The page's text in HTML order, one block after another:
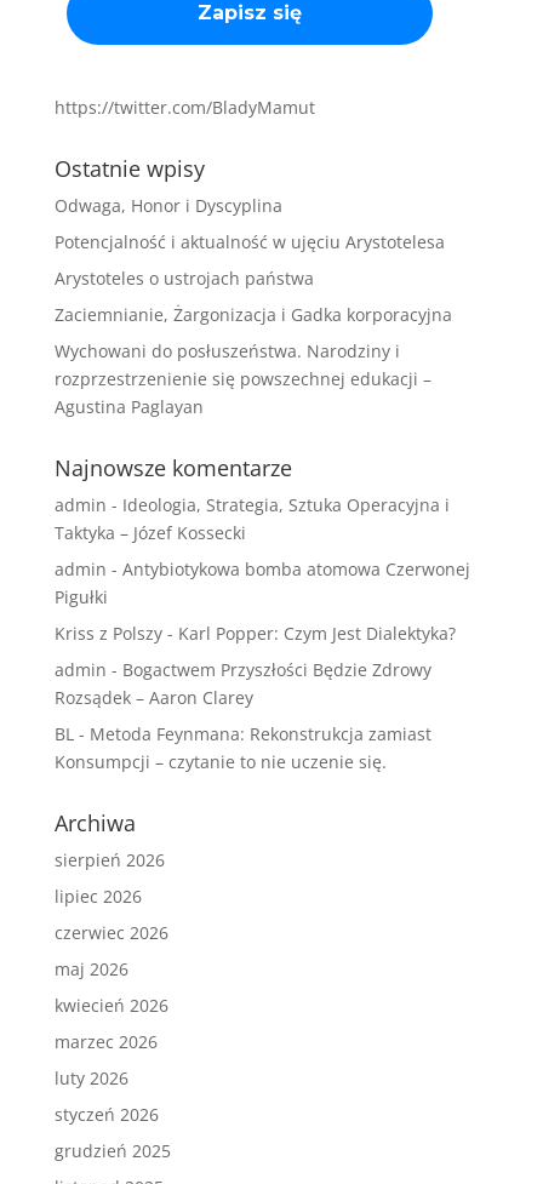
https://twitter.com/BladyMamut
Ostatnie wpisy
Odwaga, Honor i Dyscyplina
Potencjalność i aktualność w ujęciu Arystotelesa
Arystoteles o ustrojach państwa
Zaciemnianie, Żargonizacja i Gadka korporacyjna
Wychowani do posłuszeństwa. Narodziny i
rozprzestrzenienie się powszechnej edukacji –
Agustina Paglayan
Najnowsze komentarze
admin - Ideologia, Strategia, Sztuka Operacyjna i
Taktyka – Józef Kossecki
admin - Antybiotykowa bomba atomowa Czerwonej
Pigułki
Kriss z Polszy- Karl Popper: Czym Jest Dialektyka?
admin - Bogactwem Przyszłości Będzie Zdrowy
Rozsądek – Aaron Clarey
BL- Metoda Feynmana: Rekonstrukcja zamiast
Konsumpcji – czytanie to nie uczenie się.
Archiwa
sierpień 2026
lipiec 2026
czerwiec 2026
maj 2026
kwiecień 2026
marzec 2026
luty 2026
styczeń 2026
grudzień 2025